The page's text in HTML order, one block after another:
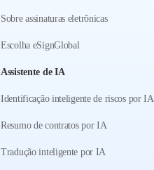
Sobre assinaturas eletrônicas
Escolha eSignGlobal
Assistente de IA
Identificação inteligente de riscos por IA
Resumo de contratos por IA
Tradução inteligente por IA